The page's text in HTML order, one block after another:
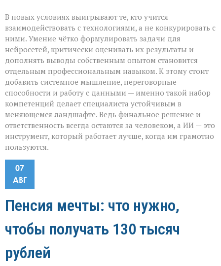
В новых условиях выигрывают те, кто учится
взаимодействовать с технологиями, а не конкурировать с
ними. Умение чётко формулировать задачи для
нейросетей, критически оценивать их результаты и
дополнять выводы собственным опытом становится
отдельным профессиональным навыком. К этому стоит
добавить системное мышление, переговорные
способности и работу с данными — именно такой набор
компетенций делает специалиста устойчивым в
меняющемся ландшафте. Ведь финальное решение и
ответственность всегда остаются за человеком, а ИИ — это
инструмент, который работает лучше, когда им грамотно
пользуются.
07
АВГ
Пенсия мечты: что нужно,
чтобы получать 130 тысяч
рублей